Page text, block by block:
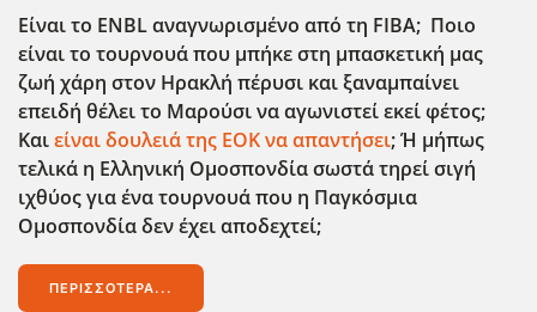
Είναι το ENBLαναγνωρισμένο από τη FIBA; Ποιο
είναι το τουρνουά που μπήκε στη μπασκετική μας
ζωή χάρη στον Ηρακλή πέρυσι και ξαναμπαίνει
επειδή θέλει το Μαρούσι να αγωνιστεί εκεί φέτος;
Καιείναι δουλειά της ΕΟΚ να απαντήσει; Ή μήπως
τελικά η Ελληνική Ομοσπονδία σωστά τηρεί σιγή
ιχθύος για ένα τουρνουά που η Παγκόσμια
Ομοσπονδία δεν έχει αποδεχτεί;
ΠΕΡΙΣΣΌΤΕΡΑ...